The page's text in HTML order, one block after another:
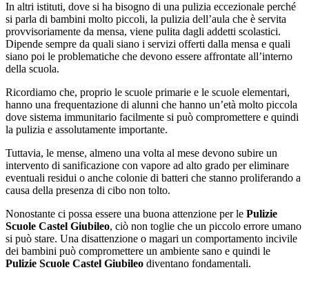
In altri istituti, dove si ha bisogno di una pulizia eccezionale perché
si parla di bambini molto piccoli, la pulizia dell’aula che è servita
provvisoriamente da mensa, viene pulita dagli addetti scolastici.
Dipende sempre da quali siano i servizi offerti dalla mensa e quali
siano poi le problematiche che devono essere affrontate all’interno
della scuola.
Ricordiamo che, proprio le scuole primarie e le scuole elementari,
hanno una frequentazione di alunni che hanno un’età molto piccola
dove sistema immunitario facilmente si può compromettere e quindi
la pulizia e assolutamente importante.
Tuttavia, le mense, almeno una volta al mese devono subire un
intervento di sanificazione con vapore ad alto grado per eliminare
eventuali residui o anche colonie di batteri che stanno proliferando a
causa della presenza di cibo non tolto.
Nonostante ci possa essere una buona attenzione per le Pulizie
Scuole Castel Giubileo, ciò non toglie che un piccolo errore umano
si può stare. Una disattenzione o magari un comportamento incivile
dei bambini può compromettere un ambiente sano e quindi le
Pulizie Scuole Castel Giubileo diventano fondamentali.